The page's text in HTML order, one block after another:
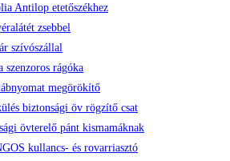
Antilop etetőszékhez
zsebbel
szívószállal
szenzoros rágóka
megörökítő
biztonsági öv rögzítő csat
övterelő pánt kismamáknak
kullancs- és rovarriasztó